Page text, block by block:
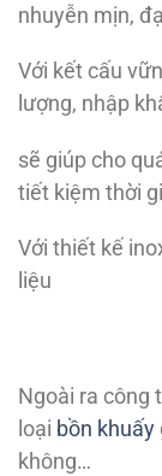
nhuyễn mịn,
Với kết cấu
lượng, nhập
sẽ giúp cho
tiết kiệm thời
Với thiết kế
liệu
Ngoài ra công
loại bồn khuấy
không…